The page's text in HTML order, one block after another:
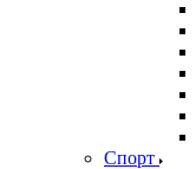
Спорт